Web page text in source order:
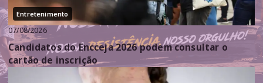
Entretenimento
07/08/2026
Candidatos do Encceja 2026 podem consultar o
cartão de inscrição